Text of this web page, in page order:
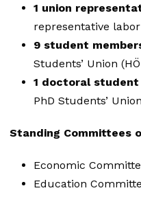
1 union
representative
9 student
Students’ Union
1 doctoral student
PhD Students’
Standing Committees
Economic
Education